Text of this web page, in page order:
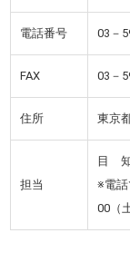
電話番号 03－
FAX 03－
住所 東京
担当
目
※電
00（